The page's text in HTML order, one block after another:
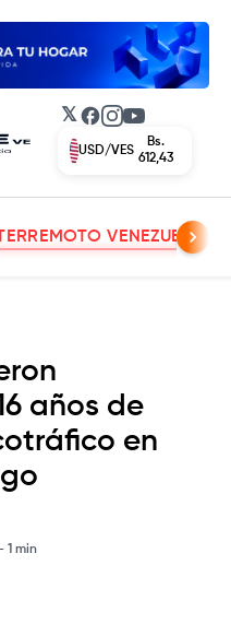
𝕏 Facebook
Instagram
YouTube
USD/VES
Bs.
612,43
VENEZUELA
años de
en
1 min